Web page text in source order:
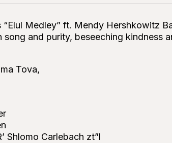
“Elul Medley” ft. Mendy Hershkowitz
song and purity, beseeching kindness
Tova,
Shlomo Carlebach zt”l